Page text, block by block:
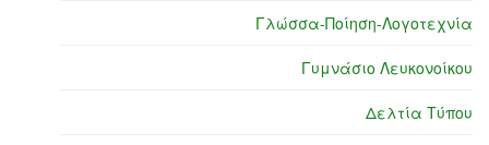
Γλώσσα-Ποίηση-Λογοτεχνία
Γυμνάσιο Λευκονοίκου
Δελτία Τύπου